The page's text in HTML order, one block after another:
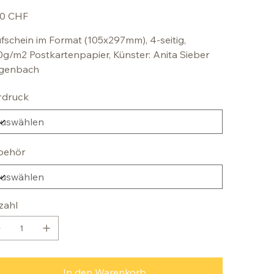
CHF
im Format (105x297mm), 4-seitig,
m2 Postkartenpapier, Künster: Anita Sieber